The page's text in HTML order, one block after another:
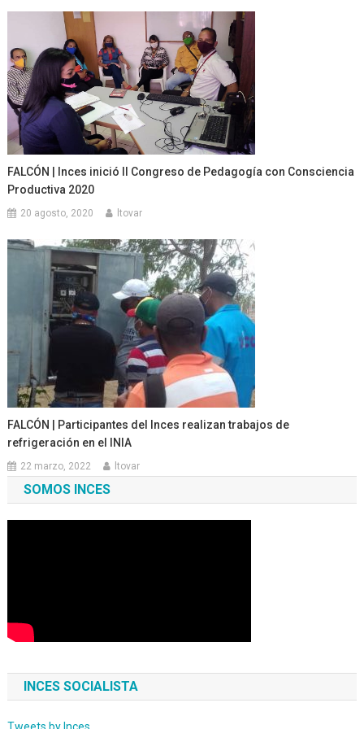
FALCÓN | Inces inició II Congreso de Pedagogía con Consciencia
Productiva 2020
20 agosto, 2020 ltovar
FALCÓN | Participantes del Inces realizan trabajos de
refrigeración en el INIA
22 marzo, 2022 ltovar
SOMOS INCES
INCES SOCIALISTA
Tweets by Inces